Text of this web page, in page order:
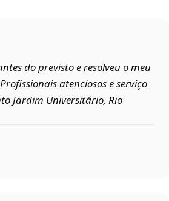
do previsto e resolveu o meu
atenciosos e serviço
Jardim Universitário, Rio